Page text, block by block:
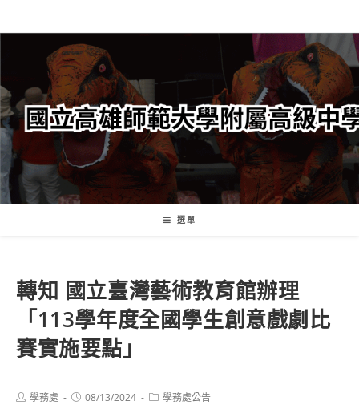
轉
要
內
容
選單
轉知 國立臺灣藝術教育館辦理
「113學年度全國學生創意戲劇比
賽實施要點」
Post學務處
Post08/13/2024
Post學務處公告